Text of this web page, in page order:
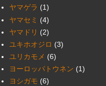
ヤマゲラ (1)
ヤマセミ (4)
ヤマドリ (2)
ユキホオジロ (3)
ユリカモメ (6)
ヨーロッパトウネン (1)
ヨシガモ (6)